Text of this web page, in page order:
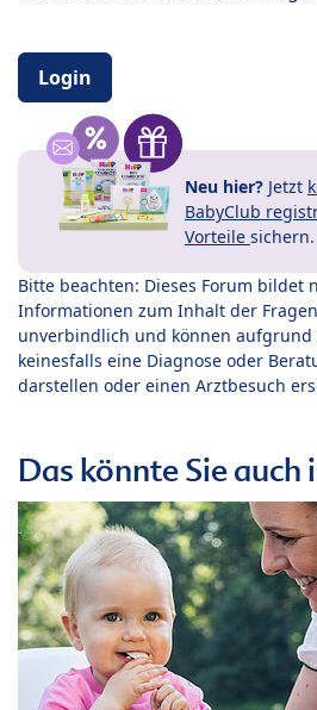
Login
Neu hier? Jetzt
BabyClub
Vorteile sichern.
Bitte beachten: Dieses Forum bildet
Informationen zum Inhalt der
unverbindlich und können
keinesfalls eine Diagnose oder
darstellen oder einen Arztbesuch
Das könnte Sie auch